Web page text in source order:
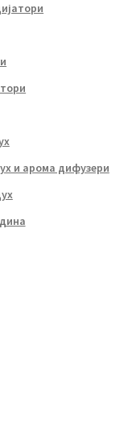
и арома дифузери